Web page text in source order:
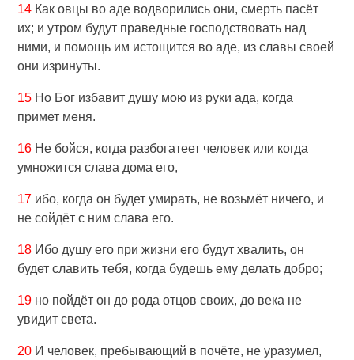
14 Как овцы во аде водворились они, смерть пасёт
их; и утром будут праведные господствовать над
ними, и помощь им истощится во аде, из славы своей
они изринуты.
15 Но Бог избавит душу мою из руки ада, когда
примет меня.
16 Не бойся, когда разбогатеет человек или когда
умножится слава дома его,
17 ибо, когда он будет умирать, не возьмёт ничего, и
не сойдёт с ним слава его.
18 Ибо душу его при жизни его будут хвалить, он
будет славить тебя, когда будешь ему делать добро;
19 но пойдёт он до рода отцов своих, до века не
увидит света.
20 И человек, пребывающий в почёте, не уразумел,